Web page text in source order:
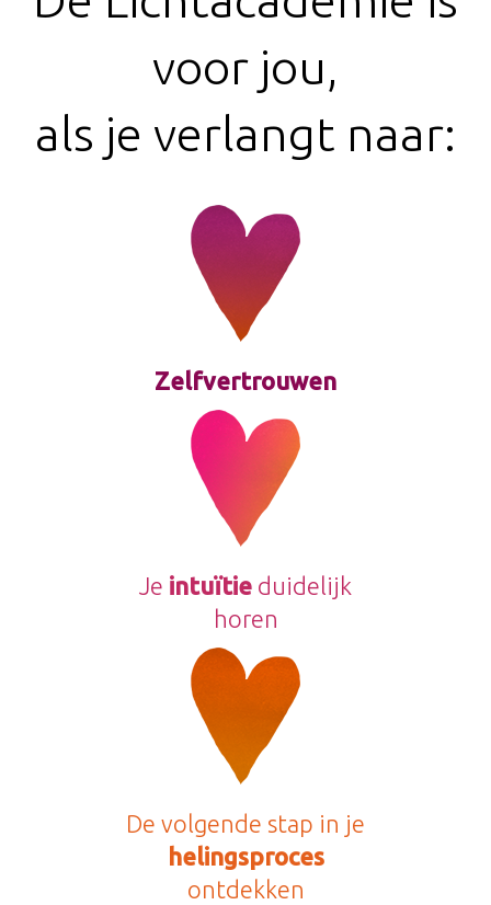
voor jou,
als je verlangt naar:
Zelfvertrouwen
Je intuïtie duidelijk
horen
De volgende stap in je
helingsproces
ontdekken